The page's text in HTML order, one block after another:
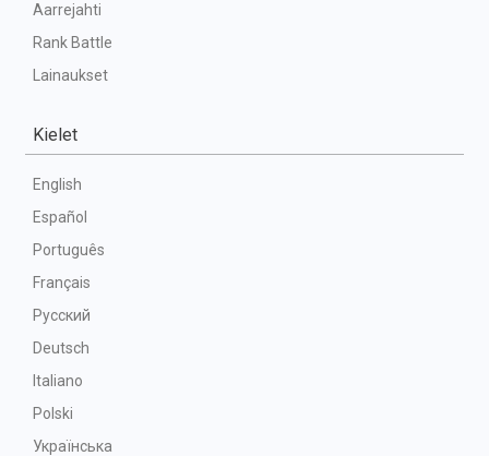
Aarrejahti
Rank Battle
Lainaukset
Kielet
English
Español
Português
Français
Русский
Deutsch
Italiano
Polski
Українська